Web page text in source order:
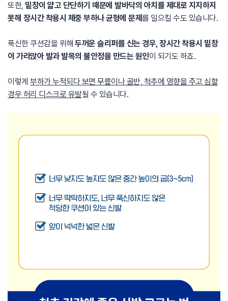
또한, 밑창이 얇고 단단하기 때문에 발바닥의 아치를 제대로 지지하지
못해 장시간 착용시 체중 부하나 균형에 문제를 일으킬 수도 있습니다.
푹신한 쿠션감을 위해 두꺼운 슬리퍼를 신는 경우, 장시간 착용시 밑창
이 가라앉아 발과 발목의 불안정을 만드는 원인이 되기도 하죠.
이렇게 부하가 누적되다 보면 무릎이나 골반, 척추에 영향을 주고 심할
경우 허리 디스크로 유발될 수 있습니다.